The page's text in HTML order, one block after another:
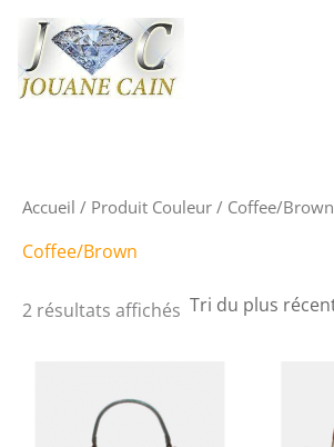
contenu
Accueil / Produit Couleur / Coffee/Brown
Coffee/Brown
2 résultats affichés Trié